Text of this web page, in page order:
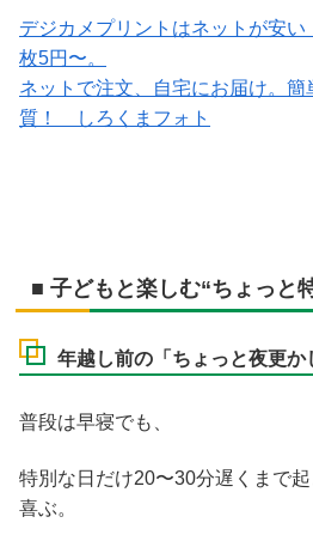
デジカメプリントはネットが安
枚5円〜。
ネットで注文、自宅にお届け。
質！ しろくまフォト
■ 子どもと楽しむ“ちょっと
年越し前の「ちょっと夜更か
普段は早寝でも、
特別な日だけ20〜30分遅くまで
喜ぶ。